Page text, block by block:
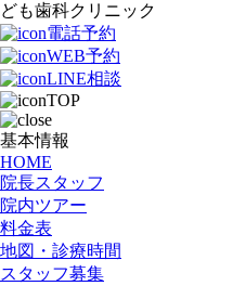
ども歯科クリニック
電話予約
WEB予約
LINE相談
TOP
基本情報
HOME
院長スタッフ
院内ツアー
料金表
地図・診療時間
スタッフ募集